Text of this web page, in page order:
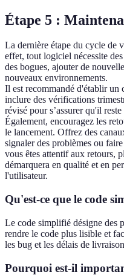
Étape 5 :
La dernière étape du cycle de
effet, tout logiciel nécessite
des bogues, ajouter de
nouveaux environnements.
Il est recommandé d'établir un
inclure des vérifications
révisé pour s’assurer qu'il
Également, encouragez les
le lancement. Offrez des
signaler des problèmes ou
vous êtes attentif aux retours,
démarquera en qualité et en
l'utilisateur.
Qu'est-ce que le code
Le code simplifié désigne des
rendre le code plus lisible et
les bug et les délais de
Pourquoi est-il